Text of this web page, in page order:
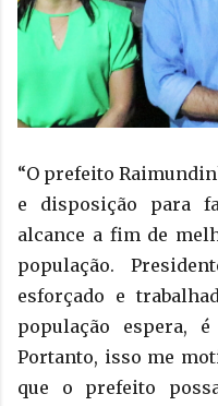
“O prefeito
e disposição para
alcance a fim de
população.
esforçado e
população espera,
Portanto, isso me
que o prefeito